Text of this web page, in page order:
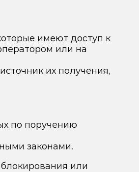
имеют доступ к
или на
их получения,
по поручению
законами.
или